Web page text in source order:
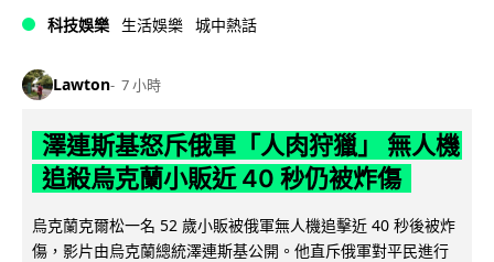
科技娛樂 生活娛樂 城中熱話
Lawton 7 小時
澤連斯基怒斥俄軍「人肉狩獵」 無人機
追殺烏克蘭小販近 40 秒仍被炸傷
烏克蘭克爾松一名 52 歲小販被俄軍無人機追擊近 40 秒後被炸
傷，影片由烏克蘭總統澤連斯基公開。他直斥俄軍對平民進行